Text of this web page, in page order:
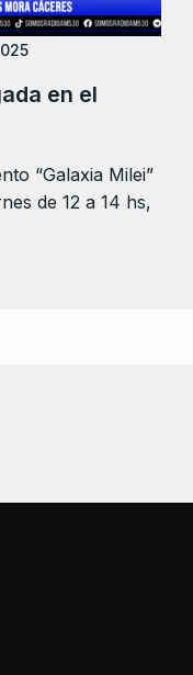
en el
“Galaxia Milei”
de 12 a 14 hs,